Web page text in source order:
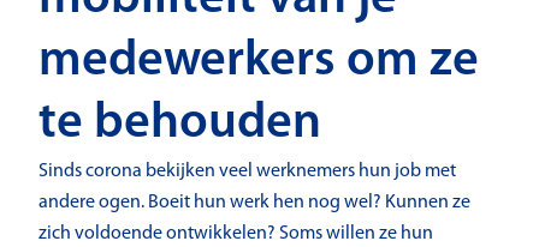
medewerkers om ze
te behouden
Sinds corona bekijken veel werknemers hun job met
andere ogen. Boeit hun werk hen nog wel? Kunnen ze
zich voldoende ontwikkelen? Soms willen ze hun